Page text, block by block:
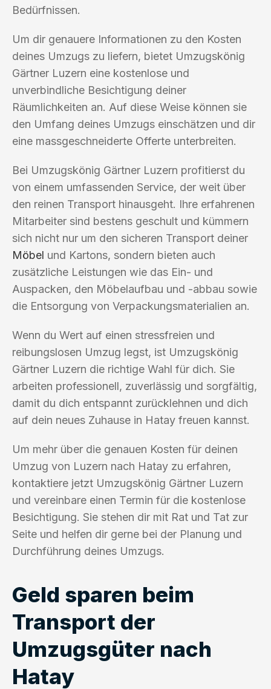
Bedürfnissen.
Um dir genauere Informationen zu den Kosten
deines Umzugs zu liefern, bietet Umzugskönig
Gärtner Luzern eine kostenlose und
unverbindliche Besichtigung deiner
Räumlichkeiten an. Auf diese Weise können sie
den Umfang deines Umzugs einschätzen und dir
eine massgeschneiderte Offerte unterbreiten.
Bei Umzugskönig Gärtner Luzern profitierst du
von einem umfassenden Service, der weit über
den reinen Transport hinausgeht. Ihre erfahrenen
Mitarbeiter sind bestens geschult und kümmern
sich nicht nur um den sicheren Transport deiner
Möbel und Kartons, sondern bieten auch
zusätzliche Leistungen wie das Ein- und
Auspacken, den Möbelaufbau und -abbau sowie
die Entsorgung von Verpackungsmaterialien an.
Wenn du Wert auf einen stressfreien und
reibungslosen Umzug legst, ist Umzugskönig
Gärtner Luzern die richtige Wahl für dich. Sie
arbeiten professionell, zuverlässig und sorgfältig,
damit du dich entspannt zurücklehnen und dich
auf dein neues Zuhause in Hatay freuen kannst.
Um mehr über die genauen Kosten für deinen
Umzug von Luzern nach Hatay zu erfahren,
kontaktiere jetzt Umzugskönig Gärtner Luzern
und vereinbare einen Termin für die kostenlose
Besichtigung. Sie stehen dir mit Rat und Tat zur
Seite und helfen dir gerne bei der Planung und
Durchführung deines Umzugs.
Geld sparen beim
Transport der
Umzugsgüter nach
Hatay